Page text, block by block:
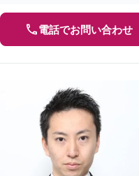
電話でお問い合わせ